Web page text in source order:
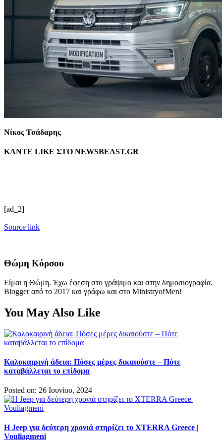
Νίκος Τσάδαρης
ΚΑΝΤΕ LIKE ΣΤΟ NEWSBEAST.GR
[ad_2]
Source link
Θώμη Κόρσου
Είμαι η Θώμη. Έχω έφεση στο γράψιμο και στην δημοσιογραφία.
Blogger από το 2017 και γράφω και στο MinistryofMen!
You May Also Like
Καλοκαιρινή άδεια: Πόσες μέρες δικαιούστε – Πότε
καταβάλλεται το επίδομα
Posted on: 26 Ιουνίου, 2024
H Jeep για δεύτερη χρονιά στηρίζει το XTERRA Greece |
Vouliagmeni